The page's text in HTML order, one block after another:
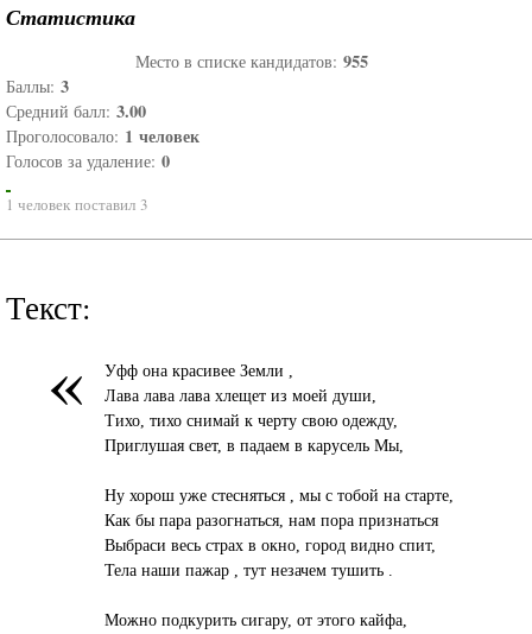
Статистика
Место в списке кандидатов: 955
Баллы: 3
Средний балл: 3.00
Проголосовало: 1 человек
Голосов за удаление: 0
1 человек поставил 3
Текст:
«
Уфф она красивее Земли ,
Лава лава лава хлещет из моей души,
Тихо, тихо снимай к черту свою одежду,
Приглушая свет, в падаем в карусель Мы,
Ну хорош уже стесняться , мы с тобой на старте,
Как бы пара разогнаться, нам пора признаться
Выбраси весь страх в окно, город видно спит,
Тела наши пажар , тут незачем тушить .
Можно подкурить сигару, от этого кайфа,